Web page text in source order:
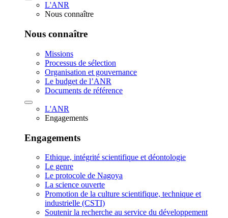
L'ANR
Nous connaître
Nous connaître
Missions
Processus de sélection
Organisation et gouvernance
Le budget de l’ANR
Documents de référence
L'ANR
Engagements
Engagements
Ethique, intégrité scientifique et déontologie
Le genre
Le protocole de Nagoya
La science ouverte
Promotion de la culture scientifique, technique et
industrielle (CSTI)
Soutenir la recherche au service du développement